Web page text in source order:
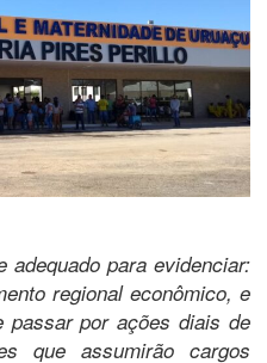
adequado para evidenciar:
regional econômico, e
passar por ações diais de
que assumirão cargos